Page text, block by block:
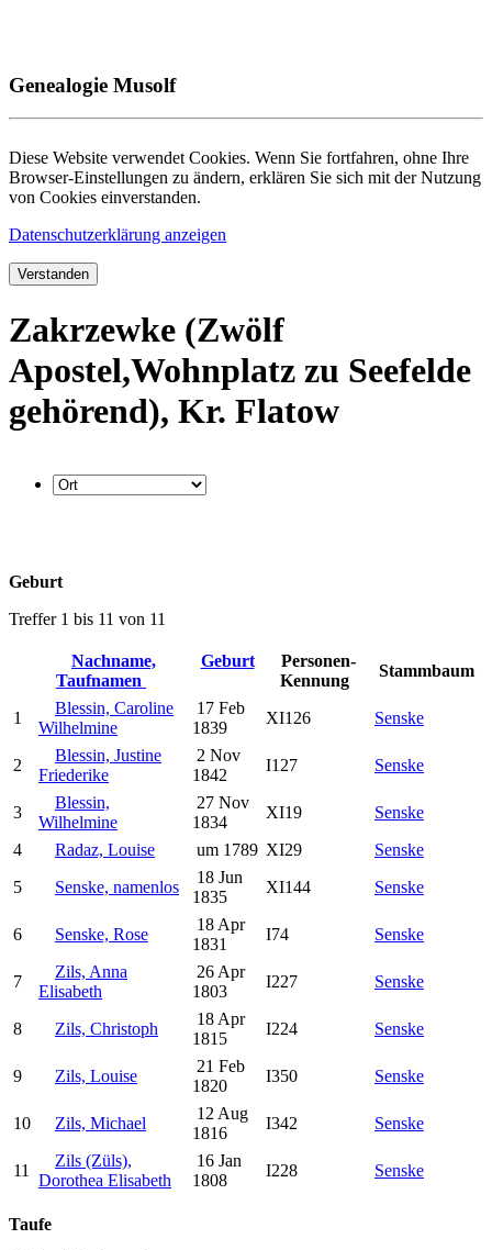
Genealogie Musolf
Diese Website verwendet Cookies. Wenn Sie fortfahren, ohne Ihre
Browser-Einstellungen zu ändern, erklären Sie sich mit der Nutzung
von Cookies einverstanden.
Datenschutzerklärung anzeigen
Verstanden
Zakrzewke (Zwölf
Apostel,Wohnplatz zu Seefelde
gehörend), Kr. Flatow
Geburt
Treffer 1 bis 11 von 11
Nachname,
Taufnamen
Geburt
Personen-
Kennung
Stammbaum
1
Blessin, Caroline
Wilhelmine
17 Feb
1839
XI126 Senske
2
Blessin, Justine
Friederike
2 Nov
1842
I127 Senske
3
Blessin,
Wilhelmine
27 Nov
1834
XI19
Senske
4
Radaz, Louise um 1789 XI29
Senske
5
Senske, namenlos
18 Jun
1835
XI144 Senske
6 Senske, Rose
18 Apr
1831
I74 Senske
7
Zils, Anna
Elisabeth
26 Apr
1803
I227 Senske
8 Zils, Christoph
18 Apr
1815
I224 Senske
9 Zils, Louise
21 Feb
1820
I350 Senske
10 Zils, Michael
12 Aug
1816
I342 Senske
11
Zils (Züls),
Dorothea Elisabeth
16 Jan
1808
I228 Senske
Taufe